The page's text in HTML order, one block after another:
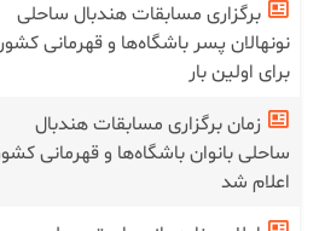
برگزاری مسابقات هندبال ساحلی
نونهالان پسر باشگاه‌ها و قهرمانی کشور
برای اولین بار
زمان برگزاری مسابقات هندبال
ساحلی بانوان باشگاه‌ها و قهرمانی
اعلام شد